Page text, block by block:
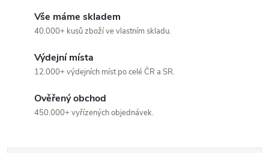
Vše máme skladem
40.000+ kusů zboží ve vlastním skladu.
Výdejní místa
12.000+ výdejních míst po celé ČR a SR.
Ověřený obchod
450.000+ vyřízených objednávek.